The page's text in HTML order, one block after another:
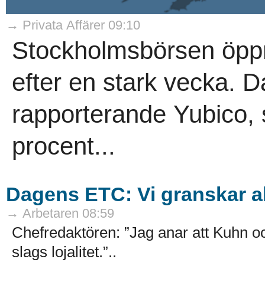
→ Privata Affärer 09:10
Stockholmsbörsen
efter en stark vecka.
rapporterande
procent...
Dagens ETC: Vi granskar
→ Arbetaren 08:59
Chefredaktören: ”Jag anar att Kuhn
slags lojalitet.”..